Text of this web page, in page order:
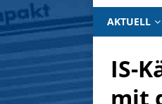
AKTUELL
IS-
mit